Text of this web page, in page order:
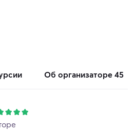
об организаторе 45